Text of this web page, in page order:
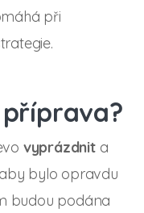
při
vyprázdnit a
bylo opravdu
budou podána